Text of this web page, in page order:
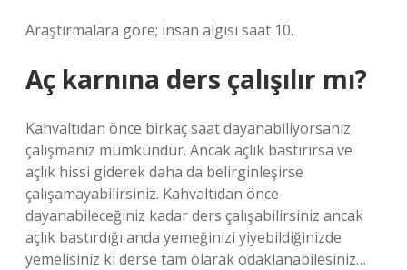
Araştırmalara göre; insan algısı saat 10.
Aç karnına ders çalışılır mı?
Kahvaltıdan önce birkaç saat dayanabiliyorsanız
çalışmanız mümkündür. Ancak açlık bastırırsa ve
açlık hissi giderek daha da belirginleşirse
çalışamayabilirsiniz. Kahvaltıdan önce
dayanabileceğiniz kadar ders çalışabilirsiniz ancak
açlık bastırdığı anda yemeğinizi yiyebildiğinizde
yemelisiniz ki derse tam olarak odaklanabilesiniz…